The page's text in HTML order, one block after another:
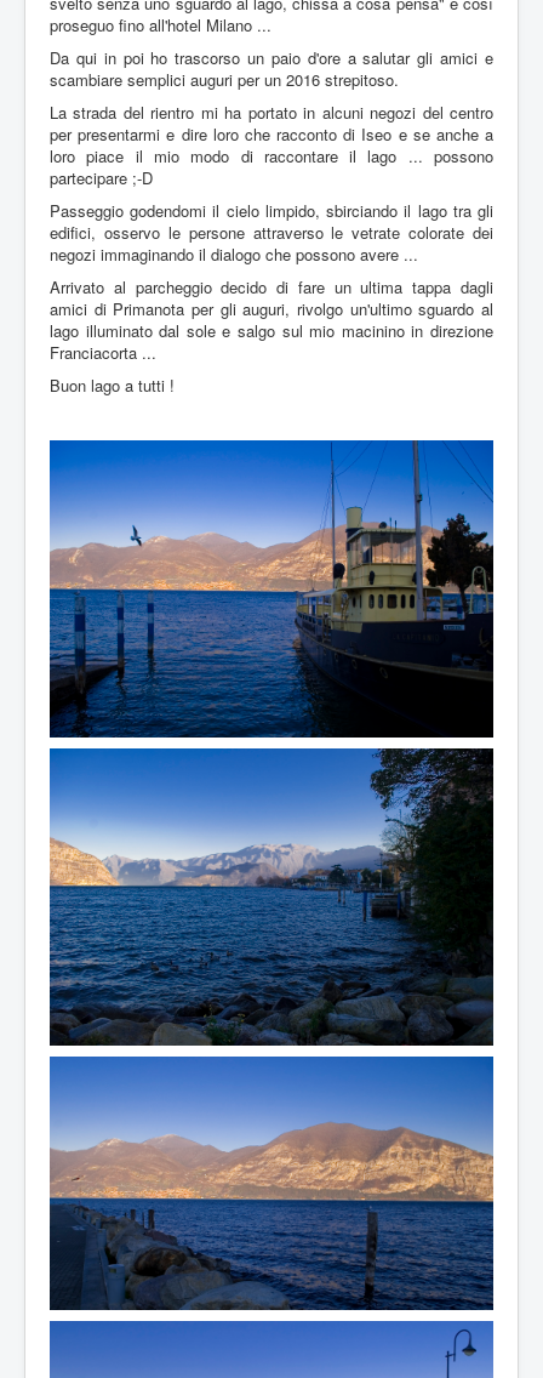
proseguo fino all'hotel Milano ...
Da qui in poi ho trascorso un paio d'ore a salutar gli amici e
scambiare semplici auguri per un 2016 strepitoso.
La strada del rientro mi ha portato in alcuni negozi del centro
per presentarmi e dire loro che racconto di Iseo e se anche a
loro piace il mio modo di raccontare il lago ... possono
partecipare ;-D
Passeggio godendomi il cielo limpido, sbirciando il lago tra gli
edifici, osservo le persone attraverso le vetrate colorate dei
negozi immaginando il dialogo che possono avere ...
Arrivato al parcheggio decido di fare un ultima tappa dagli
amici di Primanota per gli auguri, rivolgo un'ultimo sguardo al
lago illuminato dal sole e salgo sul mio macinino in direzione
Franciacorta ...
Buon lago a tutti !